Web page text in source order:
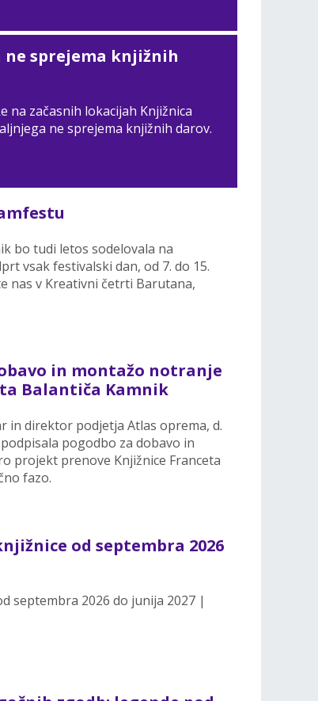
sprejema knjižnih
na začasnih lokacijah Knjižnica
ne sprejema knjižnih darov.
bo tudi letos sodelovala na
vsak festivalski dan, od 7. do 15.
nas v Kreativni četrti Barutana,
in montažo notranje
Balantiča Kamnik
in direktor podjetja Atlas oprema, d.
pogodbo za dobavo in
projekt prenove Knjižnice Franceta
fazo.
od septembra 2026
septembra 2026 do junija 2027 |